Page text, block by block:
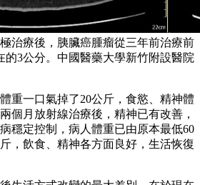
治療後，胰臟癌腫瘤從三年前治療前
的3公分。中國醫藥大學新竹附設醫院
重一口氣掉了20公斤，食慾、精神體
個月放射線治療後，精神已有改善，
穩定控制，病人體重已由原本最低60
，飲食、精神各方面良好，生活恢復